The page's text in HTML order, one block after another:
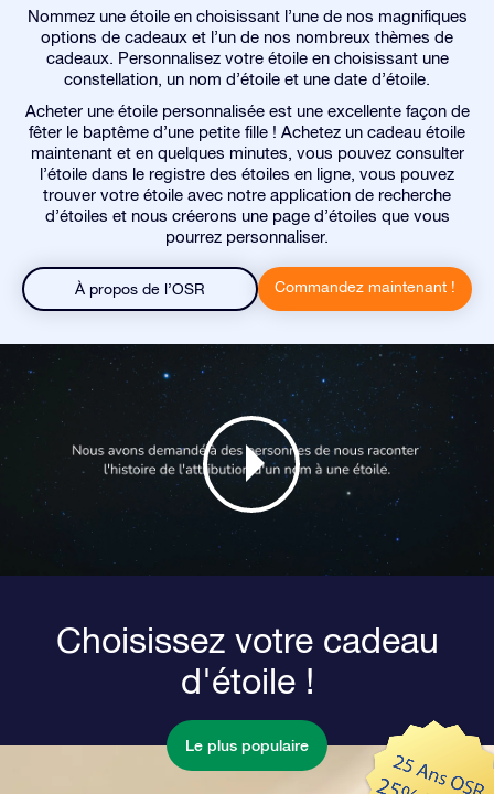
Nommez une étoile en choisissant l’une de nos magnifiques
options de cadeaux et l’un de nos nombreux thèmes de
cadeaux. Personnalisez votre étoile en choisissant une
constellation, un nom d’étoile et une date d’étoile.
Acheter une étoile personnalisée est une excellente façon de
fêter le baptême d’une petite fille ! Achetez un cadeau étoile
maintenant et en quelques minutes, vous pouvez consulter
l’étoile dans le registre des étoiles en ligne, vous pouvez
trouver votre étoile avec notre application de recherche
d’étoiles et nous créerons une page d’étoiles que vous
pourrez personnaliser.
À propos de l’OSR Commandez maintenant !
Choisissez votre cadeau
d'étoile !
Le plus populaire